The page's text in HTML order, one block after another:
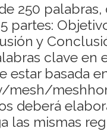
250
partes:
y
clave en
estar basada
mesh/
deberá
las mismas